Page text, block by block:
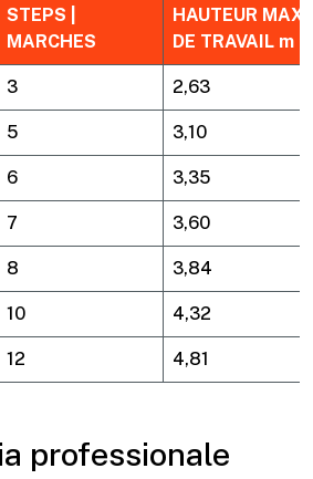
STEPS |
MARCHES
HAUTEUR MAX
DE TRAVAIL m
3 2,63
5 3,10
6 3,35
7 3,60
8 3,84
10 4,32
12 4,81
professionale